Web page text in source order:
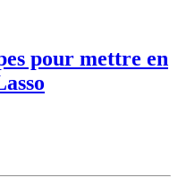
pour mettre en